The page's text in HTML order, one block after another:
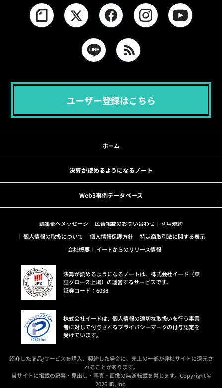
ユーザー登録はこちら
ホーム
決算が読めるようになるノート
Web3事例データベース
編集部へメッセージ 広告掲載のお問い合わせ
利用規約
個人情報の取扱について
個人情報保護方針
特定商取引法に関する表示
会社概要
イードからのリリース情報
決算が読めるようになるノートは、株式会社イード（東
証グロース上場）の運営するサービスです。
証券コード：6038
株式会社イードは、個人情報の適切な取扱いを行う事業
者に対して付与されるプライバシーマークの付与認定を
受けています。
紹介した商品/サービスを購入、契約した場合に、売上の一部が弊社サイトに還元さ
れることがあります。
当サイトに掲載の記事・見出し・写真・画像の無断転載を禁じます。Copyright ©
2026 IID, Inc.